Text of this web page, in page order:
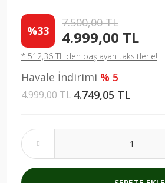
%33
7.500,00 TL
4.999,00 TL
* 512,36 TL den başlayan taksitlerle!
Havale İndirimi % 5
4.999,00 TL 4.749,05 TL